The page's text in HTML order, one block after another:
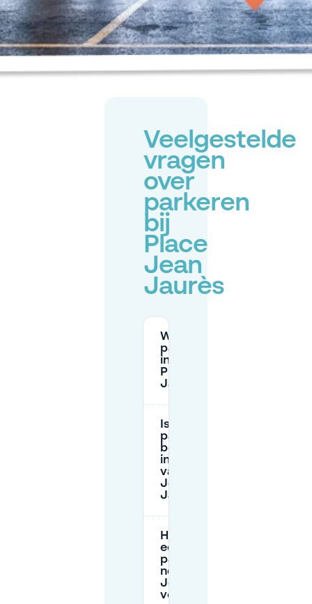
Veelgestelde
vragen
over
parkeren
bij
Place
Jean
Jaurès
Wat zijn de
parkeertarieven
in de buurt van
Place Jean
Jaurès?
Is er gratis
parkeren
beschikbaar
in de buurt
van Place
Jean
Jaurès?
Hoe kan ik
een
parkeerplek
near Place
Jean Jaurès
veiligstellen?